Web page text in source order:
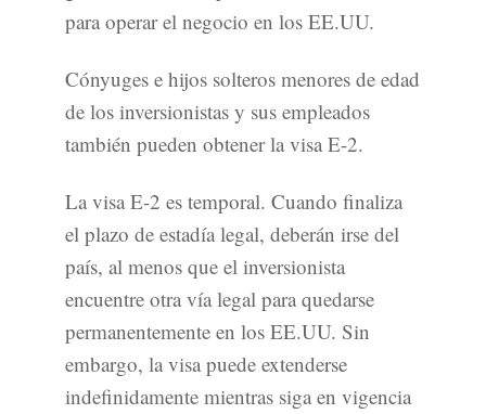
para operar el negocio en los EE.UU.
Cónyuges e hijos solteros menores de edad
de los inversionistas y sus empleados
también pueden obtener la visa E-2.
La visa E-2 es temporal. Cuando finaliza
el plazo de estadía legal, deberán irse del
país, al menos que el inversionista
encuentre otra vía legal para quedarse
permanentemente en los EE.UU. Sin
embargo, la visa puede extenderse
indefinidamente mientras siga en vigencia